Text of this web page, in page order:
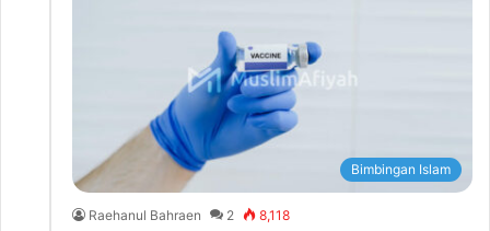
Bimbingan Islam
Raehanul Bahraen 2 8,118